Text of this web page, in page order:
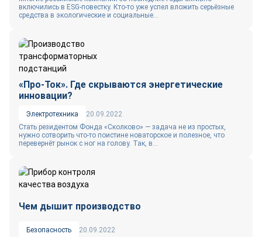
включились в ЕSG-повестку. Кто-то уже успел вложить серьёзные
средства в экологические и социальные...
«Про-Ток». Где скрываются энергетические
инновации?
Электротехника
20.09.2022
Стать резидентом Фонда «Сколково» — задача не из простых,
нужно сотворить что-то поистине новаторское и полезное, что
перевернёт рынок с ног на голову. Так, в...
Чем дышит производство
Безопасность
20.09.2022